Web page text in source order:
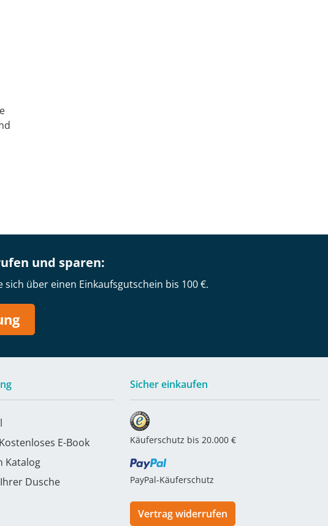
und sparen:
über einen Einkaufsgutschein bis 100 €.
E-Book
Katalog
Dusche
Sicher einkaufen
Käuferschutz bis 20.000 €
PayPal-Käuferschutz
Vertrag widerrufen